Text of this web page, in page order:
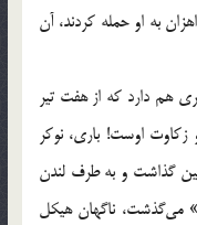
به او حمله كردند، آن
هم دارد كه از هفت تير
اوست! باري، نوكر
گذاشت و به طرف لندن
مي‌گذشت، ناگهان هيكل